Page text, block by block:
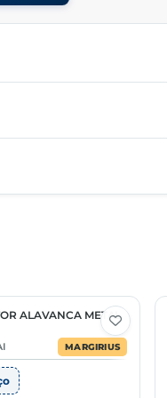
ALAVANCA METAL
MARGIRIUS